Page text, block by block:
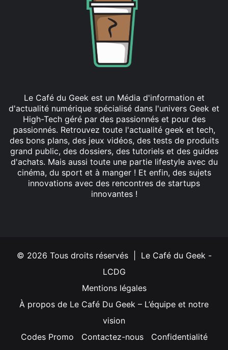
Le Café du Geek est un Média d'information et
d'actualité numérique spécialisé dans l'univers Geek et
High-Tech géré par des passionnés et pour des
passionnés. Retrouvez toute l'actualité geek et tech,
des bons plans, des jeux vidéos, des tests de produits
grand public, des dossiers, des tutoriels et des guides
d'achats. Mais aussi toute une partie lifestyle avec du
cinéma, du sport et à manger ! Et enfin, des sujets
innovations avec des rencontres de startups
innovantes !
© 2026 Tous droits réservés | Le Café du Geek -
LCDG
Mentions légales
À propos de Le Café Du Geek – L’équipe et notre
vision
Codes Promo
Contactez-nous Confidentialité